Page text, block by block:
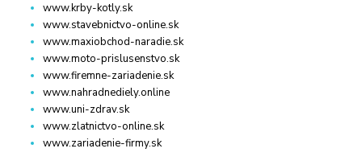
www.krby-kotly.sk
www.stavebnictvo-online.sk
www.maxiobchod-naradie.sk
www.moto-prislusenstvo.sk
www.firemne-zariadenie.sk
www.nahradnediely.online
www.uni-zdrav.sk
www.zlatnictvo-online.sk
www.zariadenie-firmy.sk